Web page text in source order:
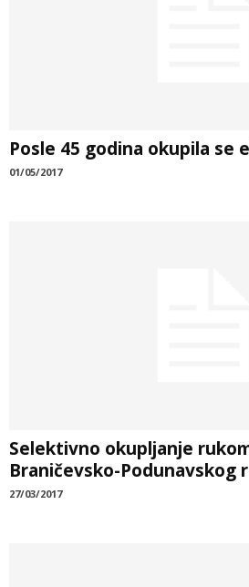
Posle 45 godina okupila se
01/05/2017
Selektivno okupljanje
Braničevsko-Podunavskog
27/03/2017